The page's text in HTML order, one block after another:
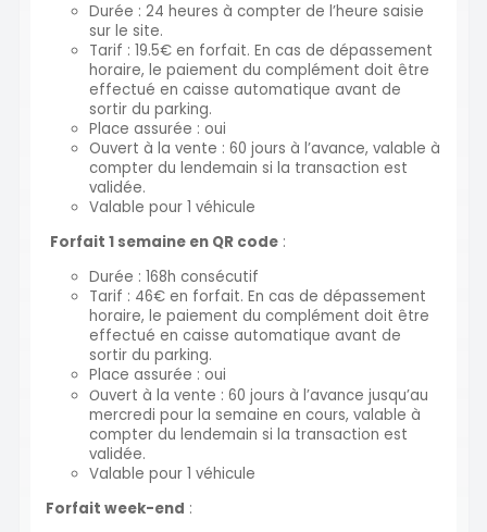
Durée : 24 heures à compter de l’heure saisie
sur le site.
Tarif : 19.5€ en forfait. En cas de dépassement
horaire, le paiement du complément doit être
effectué en caisse automatique avant de
sortir du parking.
Place assurée : oui
Ouvert à la vente : 60 jours à l’avance, valable à
compter du lendemain si la transaction est
validée.
Valable pour 1 véhicule
Forfait 1 semaine en QR code :
Durée : 168h consécutif
Tarif : 46€ en forfait. En cas de dépassement
horaire, le paiement du complément doit être
effectué en caisse automatique avant de
sortir du parking.
Place assurée : oui
Ouvert à la vente : 60 jours à l’avance jusqu’au
mercredi pour la semaine en cours, valable à
compter du lendemain si la transaction est
validée.
Valable pour 1 véhicule
Forfait week-end :